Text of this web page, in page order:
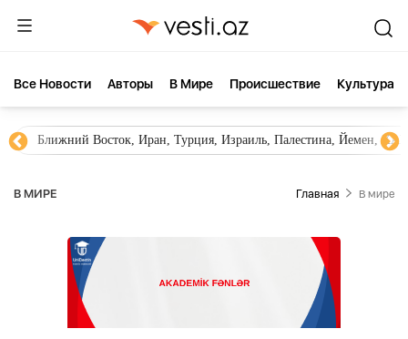
Все Новости Aвторы В Мире Происшествие Культура
Ближний Восток, Иран, Турция, Израиль, Палестина, Йемен,
В МИРЕ Главная В мире